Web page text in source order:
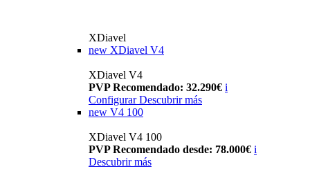
XDiavel
new XDiavel V4
XDiavel V4
PVP Recomendado: 32.290€ i
Configurar Descubrir más
new V4 100
XDiavel V4 100
PVP Recomendado desde: 78.000€ i
Descubrir más